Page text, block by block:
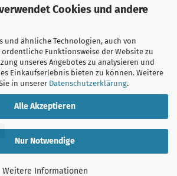
Cookies und andere
und ähnliche Technologien, auch von
Funktionsweise der Website zu
unseres Angebotes zu analysieren und
Einkaufserlebnis bieten zu können. Weitere
in unserer Datenschutzerklärung.
Alle Akzeptieren
Nur Notwendige
Weitere Informationen
keinem Fall eine direkte
her/da.
Angaben zur
worden.